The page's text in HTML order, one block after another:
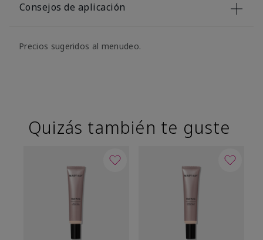
Consejos de aplicación
Precios sugeridos al menudeo.
Quizás también te guste